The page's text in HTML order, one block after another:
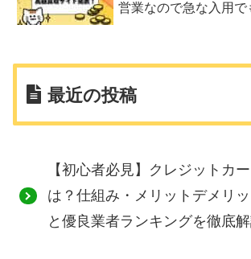
営業なので急な入用で
最近の投稿
【初心者必見】クレジットカ
は？仕組み・メリットデメリ
と優良業者ランキングを徹底